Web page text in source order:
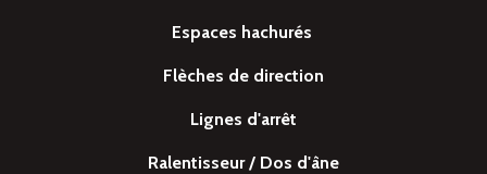
Espaces hachurés
Flèches de direction
Lignes d'arrêt
Ralentisseur / Dos d'âne